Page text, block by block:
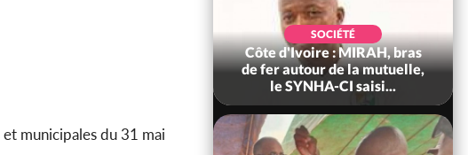
et municipales du 31 mai
SOCIÉTÉ
Côte d'Ivoire : MIRAH, bras
de fer autour de la mutuelle,
le SYNHA-CI saisi...